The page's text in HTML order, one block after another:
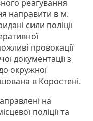
реагування
направити в м.
сили поліції
провокації
документації з
окружної
в Коростені.
на
поліції та